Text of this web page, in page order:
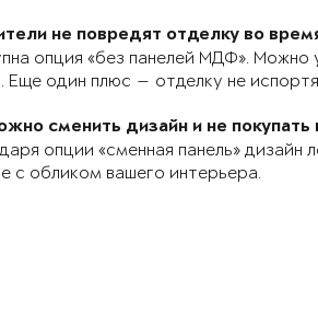
не повредят отделку во
опция «без панелей МДФ». Можно
Еще один плюс — отделку не
сменить дизайн и не
опции «сменная панель»
с обликом вашего интерьера.